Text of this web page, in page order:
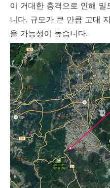
이 거대한 충격으로 인해
니다. 규모가 큰 만큼 고대
을 가능성이 높습니다.